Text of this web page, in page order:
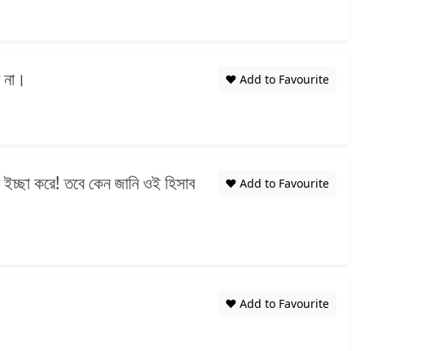
❤️ Add to Favourite
করে! তবে কেন জানি ওই হিসাব
❤️ Add to Favourite
❤️ Add to Favourite